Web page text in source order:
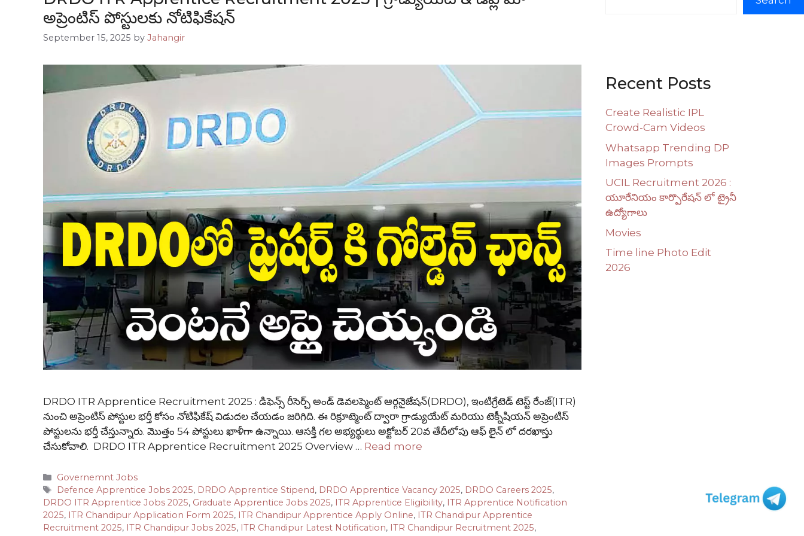
అప్రెంటిస్ పోస్టులకు నోటిఫికేషన్
September 15, 2025 by Jahangir
DRDO ITR Apprentice Recruitment 2025 : డిఫెన్స్ రీసెర్చ్ అండ్ డెవలప్మెంట్ ఆర్గనైజేషన్(DRDO), ఇంటిగ్రేటెడ్ టెస్ట్ రేంజ్(ITR)
నుంచి అప్రెంటిస్ పోస్టుల భర్తీ కోసం నోటిఫికేష్ విడుదల చేయడం జరిగిది. ఈ రిక్రూట్మెంట్ ద్వారా గ్రాడ్యుయేట్ మరియు టెక్నీషియన్ అప్రెంటిస్
పోస్టులను భర్తీ చేస్తున్నారు. మొత్తం 54 పోస్టులు ఖాళీగా ఉన్నాయి. ఆసక్తి గల అభ్యర్థులు అక్టోబర్ 20వ తేదీలోపు ఆఫ్ లైన్ లో దరఖాస్తు
చేసుకోవాలి. DRDO ITR Apprentice Recruitment 2025 Overview … Read more
Categories
Governemnt Jobs
Tags
Defence Apprentice Jobs 2025, DRDO Apprentice Stipend, DRDO Apprentice Vacancy 2025, DRDO Careers 2025,
DRDO ITR Apprentice Jobs 2025, Graduate Apprentice Jobs 2025, ITR Apprentice Eligibility, ITR Apprentice Notification
2025, ITR Chandipur Application Form 2025, ITR Chandipur Apprentice Apply Online, ITR Chandipur Apprentice
Recruitment 2025, ITR Chandipur Jobs 2025, ITR Chandipur Latest Notification, ITR Chandipur Recruitment 2025,
Recent Posts
Create Realistic IPL
Crowd-Cam Videos
Whatsapp Trending DP
Images Prompts
UCIL Recruitment 2026 :
యూరేనియం కార్పొరేషన్ లో ట్రైనీ
ఉద్యోగాలు
Movies
Time line Photo Edit
2026